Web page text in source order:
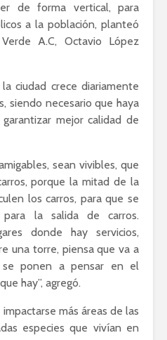
de forma vertical, para
a la población, planteó
A.C, Octavio López
ciudad crece diariamente
siendo necesario que haya
mejor calidad de
sean vivibles, que
porque la mitad de la
los carros, para que se
para la salida de carros.
donde hay servicios,
una torre, piensa que va a
ponen a pensar en el
hay”, agregó.
más áreas de las
especies que vivían en